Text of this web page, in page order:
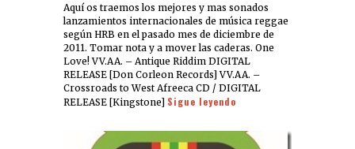
Aquí os traemos los mejores y mas sonados
lanzamientos internacionales de música reggae
según HRB en el pasado mes de diciembre de
2011. Tomar nota y a mover las caderas. One
Love! VV.AA. – Antique Riddim DIGITAL
RELEASE [Don Corleon Records] VV.AA. –
Crossroads to West Afreeca CD / DIGITAL
RELEASE [Kingstone] Sigue leyendo